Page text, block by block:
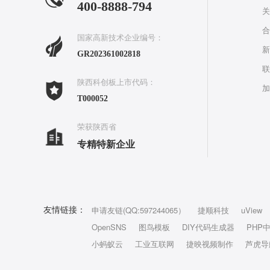
400-8888-794
国家高新技术企业编号：
GR202361002818
陕西科创板上市代码：
T000052
荣获陕西省
专精特新企业
友情链接： 申请友链(QQ:597244065） 捷顺科技 uView
OpenSNS
图鸟模板 DIY代码生成器 PHP
小蚂蚁云
工业互联网 捷映视频制作 芦虎